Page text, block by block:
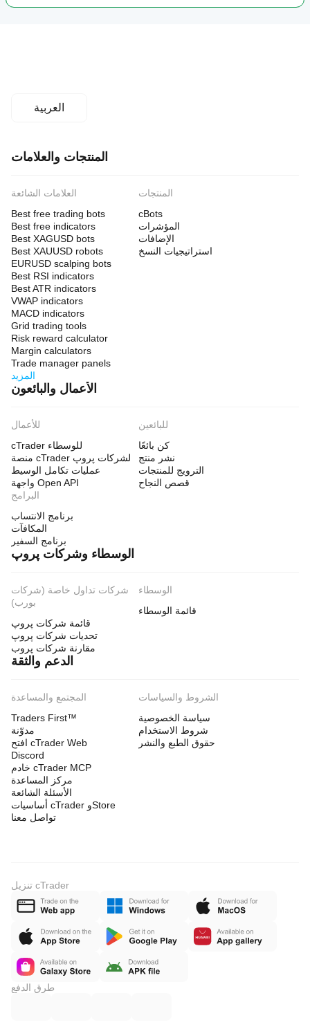
العربية
المنتجات والعلامات
العلامات الشائعة
Best free trading bots
Best free indicators
Best XAGUSD bots
Best XAUUSD robots
EURUSD scalping bots
Best RSI indicators
Best ATR indicators
VWAP indicators
MACD indicators
Grid trading tools
Risk reward calculator
Margin calculators
Trade manager panels
المزيد
المنتجات
cBots
المؤشرات
الإضافات
استراتيجيات النسخ
الأعمال والبائعون
للأعمال
cTrader للوسطاء
منصة cTrader لشركات پروپ
عمليات تكامل الوسيط
واجهة Open API
للبائعين
كن بائعًا
نشر منتج
الترويج للمنتجات
قصص النجاح
البرامج
برنامج الانتساب
المكافآت
برنامج السفير
الوسطاء وشركات پروپ
شركات تداول خاصة (شركات
بورب)
قائمة شركات پروپ
تحديات شركات پروپ
مقارنة شركات پروب
الوسطاء
قائمة الوسطاء
الدعم والثقة
المجتمع والمساعدة
Traders First™
مدوّنة
افتح cTrader Web
Discord
خادم cTrader MCP
مركز المساعدة
الأسئلة الشائعة
أساسيات cTrader وStore
تواصل معنا
الشروط والسياسات
سياسة الخصوصية
شروط الاستخدام
حقوق الطبع والنشر
تنزيل cTrader
طرق الدفع